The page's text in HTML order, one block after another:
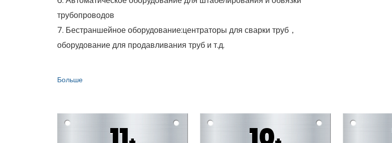
трубопроводов
7. Бестраншейное оборудование:центраторы для сварки труб，
оборудование для продавливания труб и т.д.
Больше